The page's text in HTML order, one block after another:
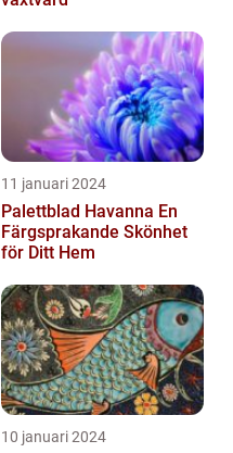
11 januari 2024
Palettblad Havanna En
Färgsprakande Skönhet
för Ditt Hem
10 januari 2024